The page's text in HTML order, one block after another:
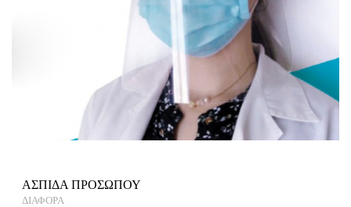
ΑΣΠΙΔΑ ΠΡΟΣΩΠΟΥ
ΔΙΑΦΟΡΑ